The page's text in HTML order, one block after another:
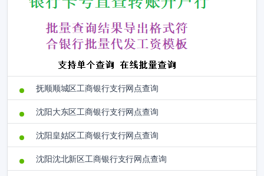
抚顺顺城区工商银行支行网点查询
沈阳大东区工商银行支行网点查询
沈阳皇姑区工商银行支行网点查询
沈阳沈北新区工商银行支行网点查询